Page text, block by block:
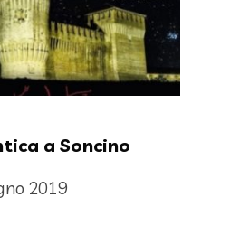
a Soncino
2019